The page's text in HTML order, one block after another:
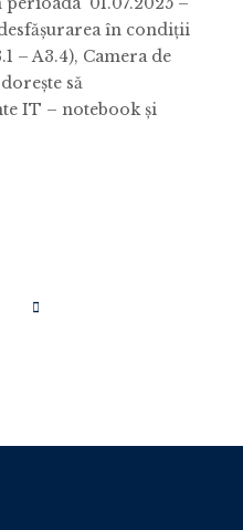
în condiții
– A3.4), Camera de
să
IT – notebook și